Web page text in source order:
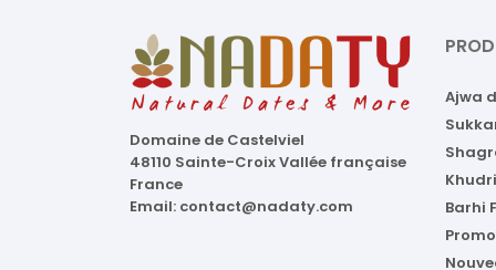
Domaine de Castelviel
48110 Sainte-Croix Vallée française
France
Email: contact@nadaty.com
Ajwa
Barhi